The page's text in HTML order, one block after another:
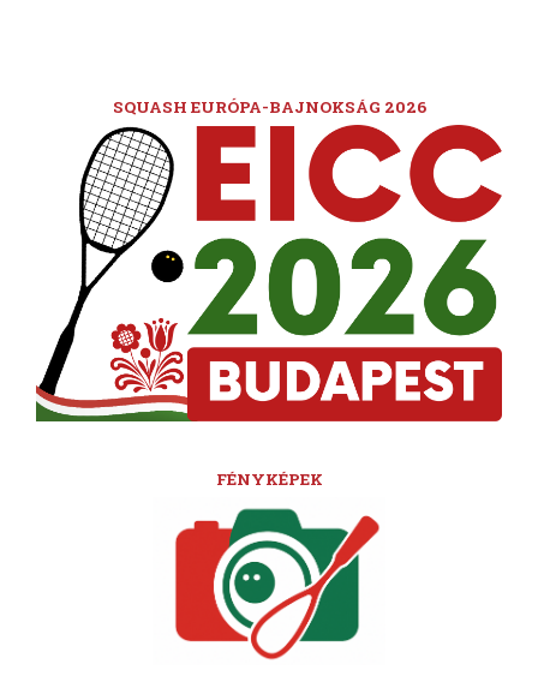
SQUASH EURÓPA-BAJNOKSÁG 2026
FÉNYKÉPEK